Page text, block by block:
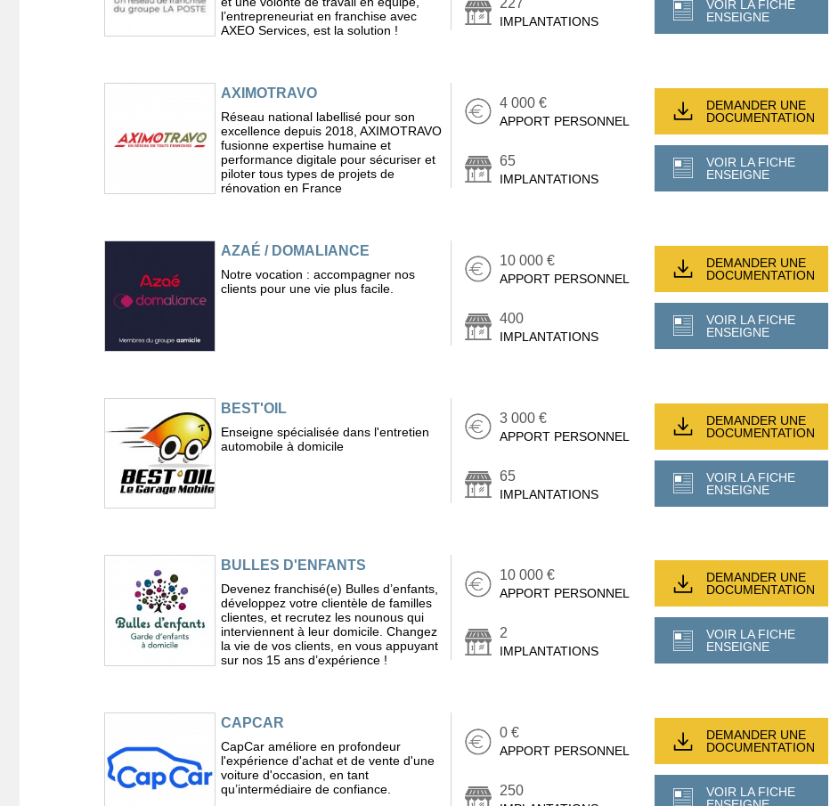
l’entrepreneuriat en franchise avec
AXEO Services, est la solution !
IMPLANTATIONS
VOIR LA FICHE
ENSEIGNE
AXIMOTRAVO
Réseau national labellisé pour son
excellence depuis 2018, AXIMOTRAVO
fusionne expertise humaine et
performance digitale pour sécuriser et
piloter tous types de projets de
rénovation en France
4 000 €
APPORT PERSONNEL
65
IMPLANTATIONS
DEMANDER UNE
DOCUMENTATION
VOIR LA FICHE
ENSEIGNE
AZAÉ / DOMALIANCE
Notre vocation : accompagner nos
clients pour une vie plus facile.
10 000 €
APPORT PERSONNEL
400
IMPLANTATIONS
DEMANDER UNE
DOCUMENTATION
VOIR LA FICHE
ENSEIGNE
BEST'OIL
Enseigne spécialisée dans l'entretien
automobile à domicile
3 000 €
APPORT PERSONNEL
65
IMPLANTATIONS
DEMANDER UNE
DOCUMENTATION
VOIR LA FICHE
ENSEIGNE
BULLES D'ENFANTS
Devenez franchisé(e) Bulles d’enfants,
développez votre clientèle de familles
clientes, et recrutez les nounous qui
interviennent à leur domicile. Changez
la vie de vos clients, en vous appuyant
sur nos 15 ans d’expérience !
10 000 €
APPORT PERSONNEL
2
IMPLANTATIONS
DEMANDER UNE
DOCUMENTATION
VOIR LA FICHE
ENSEIGNE
CAPCAR
CapCar améliore en profondeur
l'expérience d'achat et de vente d'une
voiture d'occasion, en tant
qu’intermédiaire de confiance.
0 €
APPORT PERSONNEL
250
DEMANDER UNE
DOCUMENTATION
VOIR LA FICHE